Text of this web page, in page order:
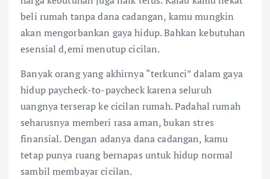
beli rumah tanpa dana cadangan, kamu mungkin
akan mengorbankan gaya hidup. Bahkan kebutuhan
esensial d,emi menutup cicilan.
Banyak orang yang akhirnya “terkunci” dalam gaya
hidup paycheck-to-paycheck karena seluruh
uangnya terserap ke cicilan rumah. Padahal rumah
seharusnya memberi rasa aman, bukan stres
finansial. Dengan adanya dana cadangan, kamu
tetap punya ruang bernapas untuk hidup normal
sambil membayar cicilan.